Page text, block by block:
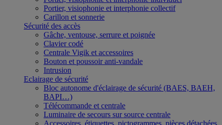
Portier, visiophonie et interphonie collectif
Carillon et sonnerie
Sécurité des accès
Gâche, ventouse, serrure et poignée
Clavier codé
Centrale Vigik et accessoires
Bouton et poussoir anti-vandale
Intrusion
Eclairage de sécurité
Bloc autonome d'éclairage de sécurité (BAES, BAEH,
BAPI…)
Télécommande et centrale
Luminaire de secours sur source centrale
Accessoires, étiquettes, pictogrammes, pièces détachées